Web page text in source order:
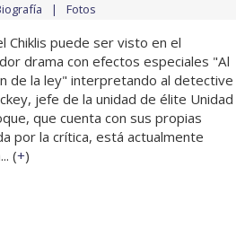
Fotos
Chiklis puede ser visto en el
drama con efectos especiales "Al
de la ley" interpretando al detective
jefe de la unidad de élite Unidad
que cuenta con sus propias
por la crítica, está actualmente
(+)